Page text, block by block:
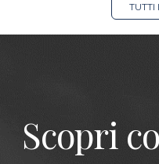
TUTTI
Scopri